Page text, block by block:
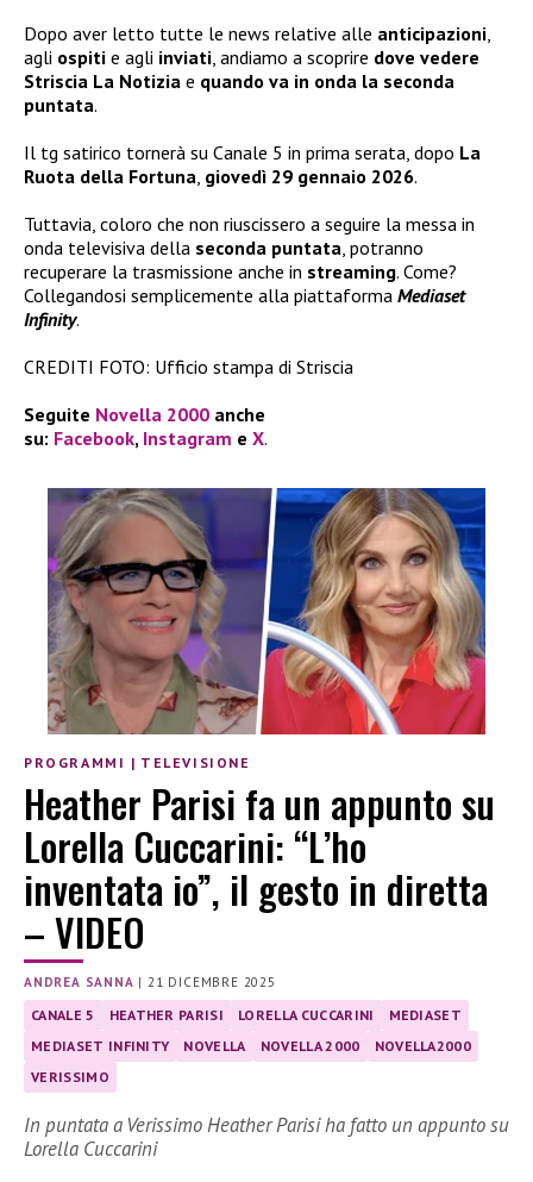
Dopo aver letto tutte le news relative alle anticipazioni
agli ospiti e agli inviati , andiamo a scoprire dove vedere
Striscia La Notizia e quando va in onda la seconda
puntata.
Il tg satirico tornerà su Canale 5 in prima serata, dopo La
Ruota della Fortuna giovedì 29 gennaio 2026.
Tuttavia, coloro che non riuscissero a seguire la messa in
onda televisiva della seconda puntata , potranno
recuperare la trasmissione anche in streaming. Come?
Collegandosi semplicemente alla piattaforma Mediaset
Infinity.
CREDITI FOTO: Ufficio stampa di Striscia
Seguite Novella 2000 anche
su: Facebook, Instagram e X.
PROGRAMMI | TELEVISIONE
Heather Parisi fa un appunto su
Lorella Cuccarini: “L’ho
inventata io”, il gesto in diretta
– VIDEO
ANDREA SANNA |21 DICEMBRE 2025
CANALE 5 HEATHER PARISI LORELLA CUCCARINI
MEDIASET
MEDIASET INFINITY
NOVELLA NOVELLA 2000
NOVELLA2000
VERISSIMO
In puntata a Verissimo Heather Parisi ha fatto un appunto su
Lorella Cuccarini